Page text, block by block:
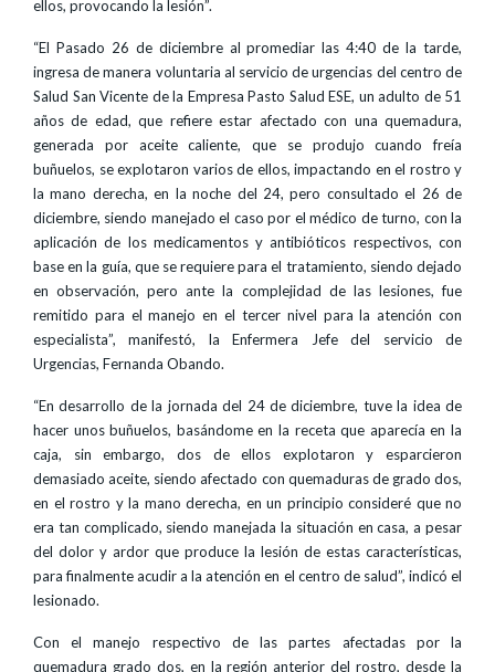
ellos, provocando la lesión”.
“El Pasado 26 de diciembre al promediar las 4:40 de la tarde,
ingresa de manera voluntaria al servicio de urgencias del centro de
Salud San Vicente de la Empresa Pasto Salud ESE, un adulto de 51
años de edad, que refiere estar afectado con una quemadura,
generada por aceite caliente, que se produjo cuando freía
buñuelos, se explotaron varios de ellos, impactando en el rostro y
la mano derecha, en la noche del 24, pero consultado el 26 de
diciembre, siendo manejado el caso por el médico de turno, con la
aplicación de los medicamentos y antibióticos respectivos, con
base en la guía, que se requiere para el tratamiento, siendo dejado
en observación, pero ante la complejidad de las lesiones, fue
remitido para el manejo en el tercer nivel para la atención con
especialista”, manifestó, la Enfermera Jefe del servicio de
Urgencias, Fernanda Obando.
“En desarrollo de la jornada del 24 de diciembre, tuve la idea de
hacer unos buñuelos, basándome en la receta que aparecía en la
caja, sin embargo, dos de ellos explotaron y esparcieron
demasiado aceite, siendo afectado con quemaduras de grado dos,
en el rostro y la mano derecha, en un principio consideré que no
era tan complicado, siendo manejada la situación en casa, a pesar
del dolor y ardor que produce la lesión de estas características,
para finalmente acudir a la atención en el centro de salud”, indicó el
lesionado.
Con el manejo respectivo de las partes afectadas por la
quemadura grado dos, en la región anterior del rostro, desde la